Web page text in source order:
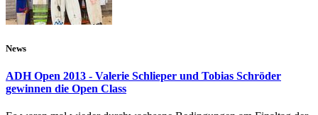
News
ADH Open 2013 - Valerie Schlieper und Tobias Schröder
gewinnen die Open Class